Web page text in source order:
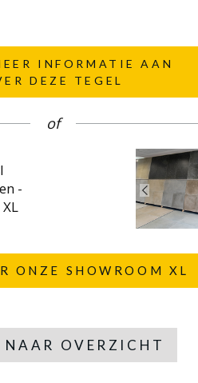
INFORMATIE AAN
DEZE TEGEL
of
-
ONZE SHOWROOM XL
NAAR OVERZICHT